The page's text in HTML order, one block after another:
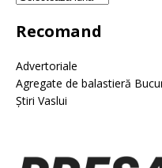
Recomand
Advertoriale
Agregate de balastieră
Știri Vaslui